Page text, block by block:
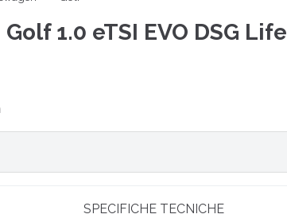
1.0 eTSI EVO DSG Life
SPECIFICHE TECNICHE